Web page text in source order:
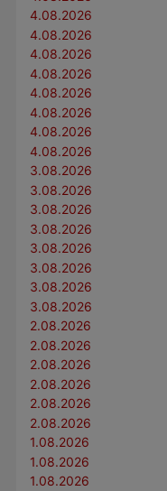
4.08.2026
4.08.2026
4.08.2026
4.08.2026
4.08.2026
4.08.2026
4.08.2026
4.08.2026
3.08.2026
3.08.2026
3.08.2026
3.08.2026
3.08.2026
3.08.2026
3.08.2026
3.08.2026
2.08.2026
2.08.2026
2.08.2026
2.08.2026
2.08.2026
2.08.2026
1.08.2026
1.08.2026
1.08.2026